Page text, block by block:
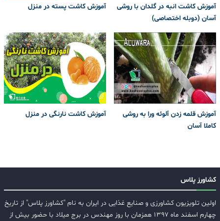
آموزش کاشت انبه در گلدان با روشی
آسان (دوبله اختصاصی)
آموزش کاشت پسته در منزل
آموزش قلمه زدن آلوئه ورا به روشی
کاملا آسان
آموزش کاشت نارنگی در منزل
کشاورز پلاس
اولین تلویزیون کشاورزی و صنایع غذایی در ایران به نام "کشاورز پلاس" از تاریخ
چهارم اسفند ماه ۱۳۹۷ همزمان با روز مهندس در برج میلاد با حضور بیش از